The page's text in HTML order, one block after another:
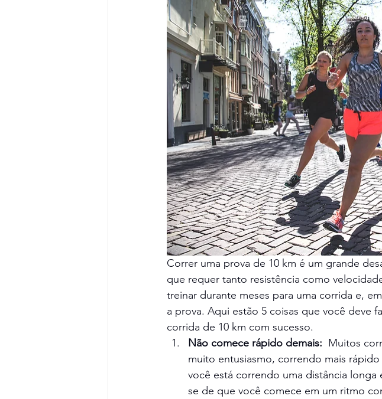
Correr uma prova de 10 km é um grande
que requer tanto resistência como
treinar durante meses para uma corrida e,
a prova. Aqui estão 5 coisas que você deve
corrida de 10 km com sucesso.
Não comece rápido demais: Muitos
muito entusiasmo, correndo mais
você está correndo uma distância
se de que você comece em um ritmo